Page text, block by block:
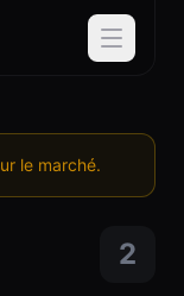
le marché.
2